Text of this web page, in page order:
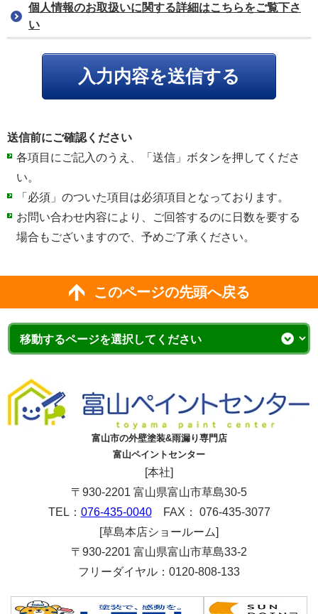
個人情報のお取扱いに関する詳細はこちらをご覧下さ
い
送信前にご確認ください
各項目にご記入のうえ、「送信」ボタンを押してくださ
い。
「必須」のついた項目は必須項目となっております。
お問い合わせ内容により、ご回答するのに日数を要する
場合もございますので、予めご了承ください。
このページの先頭へ戻る
富山市の外壁塗装&雨漏り専門店
富山ペイントセンター
[本社]
〒930-2201 富山県富山市草島30-5
TEL： 076-435-0040FAX： 076-435-3077
[草島本店ショールーム]
〒930-2201 富山県富山市草島33-2
フリーダイヤル：0120-808-133